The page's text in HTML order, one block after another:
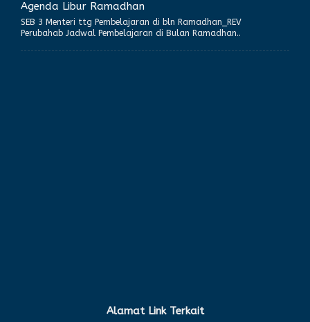
Agenda Libur Ramadhan
SEB 3 Menteri ttg Pembelajaran di bln Ramadhan_REV
Perubahab Jadwal Pembelajaran di Bulan Ramadhan..
Alamat Link Terkait